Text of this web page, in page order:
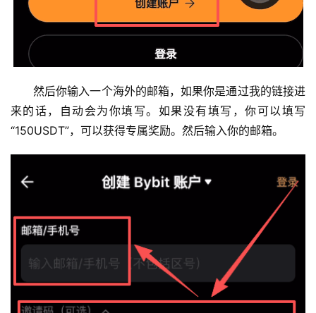
然后你输入一个海外的邮箱，如果你是通过我的链接进
来的话，自动会为你填写。如果没有填写，你可以填写
“150USDT”，可以获得专属奖励。然后输入你的邮箱。